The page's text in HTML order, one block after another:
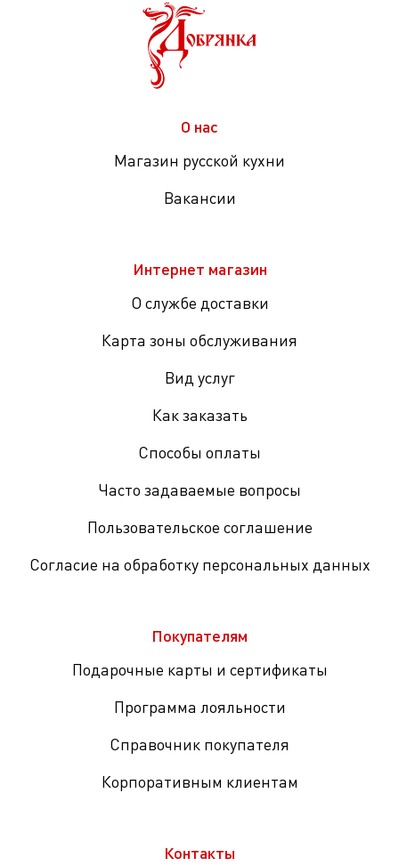
О нас
Магазин русской кухни
Вакансии
Интернет магазин
О службе доставки
Карта зоны обслуживания
Вид услуг
Как заказать
Способы оплаты
Часто задаваемые вопросы
Пользовательское соглашение
Согласие на обработку персональных данных
Покупателям
Подарочные карты и сертификаты
Программа лояльности
Справочник покупателя
Корпоративным клиентам
Контакты